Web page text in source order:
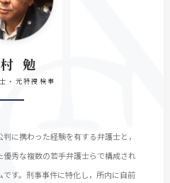
勉
・元特捜検事
に携わった経験を有する弁護士と，
秀な複数の若手弁護士らで構成され
す。刑事事件に特化し，所内に自前